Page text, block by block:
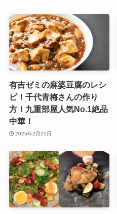
有吉ゼミの麻婆豆腐のレシ
ピ！千代青梅さんの作り
方！九重部屋人気No.1絶品
中華！
2025年2月25日